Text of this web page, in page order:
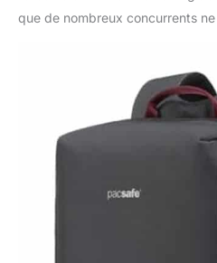
que de nombreux concurrents